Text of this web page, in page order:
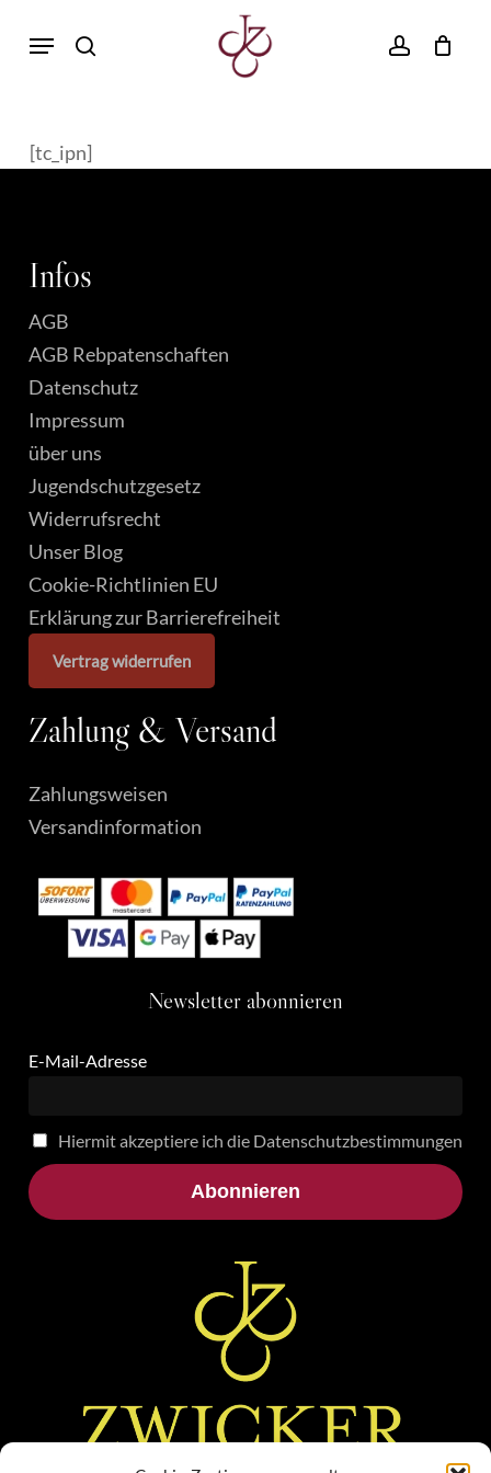
search account
Menu
[tc_ipn]
Infos
AGB
AGB Rebpatenschaften
Datenschutz
Impressum
über uns
Jugendschutzgesetz
Widerrufsrecht
Unser Blog
Cookie-Richtlinien EU
Erklärung zur Barrierefreiheit
Vertrag widerrufen
Zahlung & Versand
Zahlungsweisen
Versandinformation
Newsletter abonnieren
E-Mail-Adresse
Hiermit akzeptiere ich die Datenschutzbestimmungen